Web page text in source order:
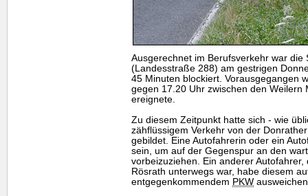
Ausgerechnet im Berufsverkehr war die
(Landesstraße 288) am gestrigen
45 Minuten blockiert. Vorausgegangen
gegen 17.20 Uhr zwischen den Weilern
ereignete.
Zu diesem Zeitpunkt hatte sich - wie
zähflüssigem Verkehr von der
gebildet. Eine Autofahrerin oder ein
sein, um auf der Gegenspur an den
vorbeizuziehen. Ein anderer
Rösrath unterwegs war, habe diesem
entgegenkommendem PKW